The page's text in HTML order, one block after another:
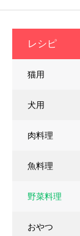
レシピ
猫用
犬用
肉料理
魚料理
野菜料理
おやつ